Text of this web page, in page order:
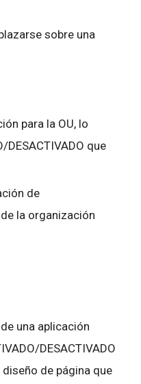
sobre una
para la OU, lo
que
de
la organización
una aplicación
DESACTIVADO
de página que